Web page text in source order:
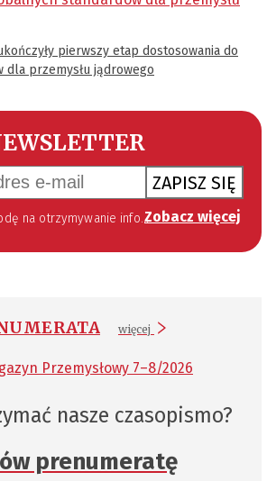
pierwszy etap dostosowania do
przemysłu jądrowego
ZAPISZ SIĘ
poczty elektronicznej zgodnie z przepisem art. 10 ust 2 ustawy z dnia 18 lipca 2002 roku o świadczeniu usług drogą elektroniczną (Dz. U. 144 z 2002 r. poz. 1204). Zgoda jest dobrowolna, jednak jej wyrażenie jest konieczne, aby otrzymywać newsletter. Zobacz więcej
więcej
nasze czasopismo?
prenumeratę